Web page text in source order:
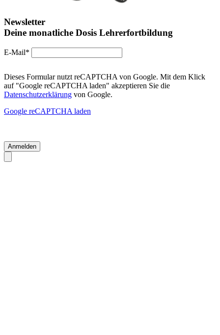
Newsletter
Deine monatliche Dosis Lehrerfortbildung
E-Mail*
Dieses Formular nutzt reCAPTCHA von Google. Mit dem Klick
auf "Google reCAPTCHA laden" akzeptieren Sie die
Datenschutzerklärung von Google.
Google reCAPTCHA laden
Anmelden